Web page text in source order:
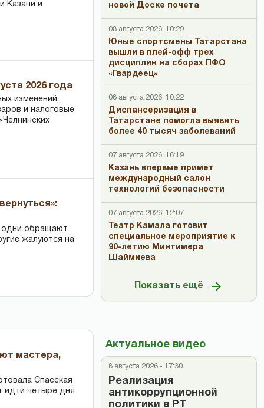
Казани и
2026 года
изменений,
и налоговые
одни обращают
жалуются на
мастера,
Спасская
идти четыре дня
новой Доске почета
08 августа 2026, 10:29
Юные спортсмены Татарстана
вышли в плей-офф трех
дисциплин на сборах ПФО
«Гвардеец»
08 августа 2026, 10:22
Диспансеризация в
Татарстане помогла выявить
более 40 тысяч заболеваний
07 августа 2026, 16:19
Казань впервые примет
международный салон
технологий безопасности
07 августа 2026, 12:07
Театр Камала готовит
специальное мероприятие к
90-летию Минтимера
Шаймиева
Показать ещё
Актуальное видео
8 августа 2026 - 17:30
Реализация
антикоррупционной
политики в РТ